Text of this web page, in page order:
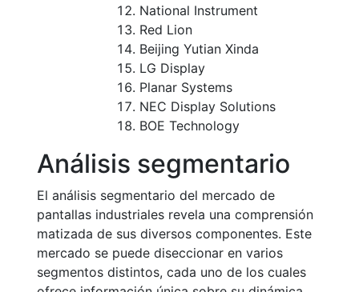
National Instrument
Red Lion
Beijing Yutian Xinda
LG Display
Planar Systems
NEC Display Solutions
BOE Technology
Análisis segmentario
El análisis segmentario del mercado de
pantallas industriales revela una comprensión
matizada de sus diversos componentes. Este
mercado se puede diseccionar en varios
segmentos distintos, cada uno de los cuales